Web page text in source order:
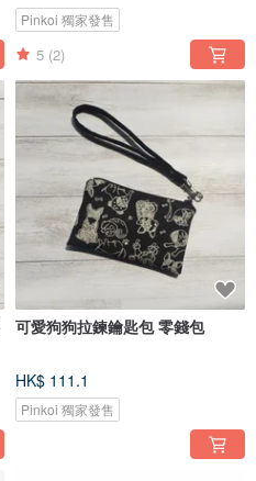
Pinkoi 獨家發售
5 (2)
可愛狗狗拉鍊鑰匙包 零錢包
HK$ 111.1
Pinkoi 獨家發售